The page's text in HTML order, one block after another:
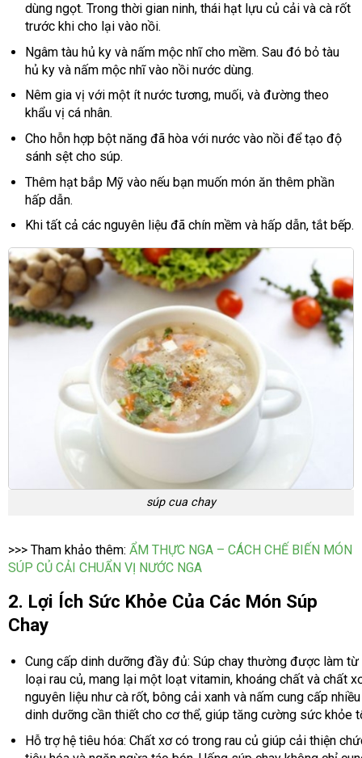
dùng ngọt. Trong thời gian ninh, thái hạt lựu củ cải và cà rốt
trước khi cho lại vào nồi.
Ngâm tàu hủ ky và nấm mộc nhĩ cho mềm. Sau đó bỏ tàu
hủ ky và nấm mộc nhĩ vào nồi nước dùng.
Nêm gia vị với một ít nước tương, muối, và đường theo
khẩu vị cá nhân.
Cho hỗn hợp bột năng đã hòa với nước vào nồi để tạo độ
sánh sệt cho súp.
Thêm hạt bắp Mỹ vào nếu bạn muốn món ăn thêm phần
hấp dẫn.
Khi tất cả các nguyên liệu đã chín mềm và hấp dẫn, tắt bếp.
súp cua chay
>>> Tham khảo thêm: ẨM THỰC NGA – CÁCH CHẾ BIẾN MÓN
SÚP CỦ CẢI CHUẨN VỊ NƯỚC NGA
2. Lợi Ích Sức Khỏe Của Các Món Súp
Chay
Cung cấp dinh dưỡng đầy đủ: Súp chay thường được làm từ
loại rau củ, mang lại một loạt vitamin, khoáng chất và chất
nguyên liệu như cà rốt, bông cải xanh và nấm cung cấp
dinh dưỡng cần thiết cho cơ thể, giúp tăng cường sức khỏe
Hỗ trợ hệ tiêu hóa: Chất xơ có trong rau củ giúp cải thiện